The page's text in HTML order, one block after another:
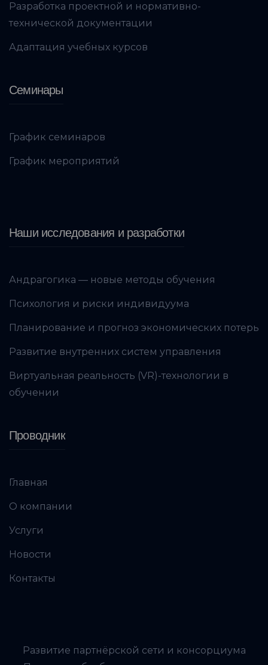
Разработка проектной и нормативно-
технической документации
Адаптация учебных курсов
Семинары
График семинаров
График мероприятий
Наши исследования и разработки
Андрагогика — новые методы обучения
Психология и риски индивидуума
Планирование и прогноз экономических потерь
Развитие внутренних систем управления
Виртуальная реальность (VR)-технологии в
обучении
Проводник
Главная
О компании
Услуги
Новости
Контакты
Развитие партнёрской сети и консорциума